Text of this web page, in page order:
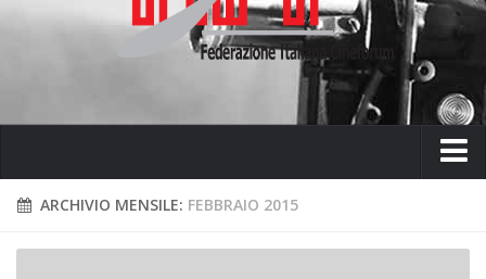
Home
ARCHIVIO MENSILE: FEBBRAIO 2015